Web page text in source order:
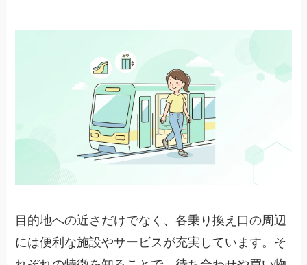
目的地への近さだけでなく、各乗り換え口の周辺
には便利な施設やサービスが充実しています。そ